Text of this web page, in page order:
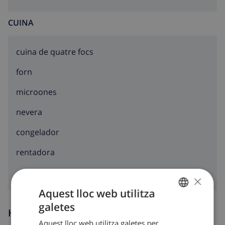
CUINA
cuina de quatre focs
forn
microones
nevera
congelador
rentadora
Hores d’arribada i sortida
×
Aquest lloc web utilitza
galetes
Aquest lloc web utilitza galetes per